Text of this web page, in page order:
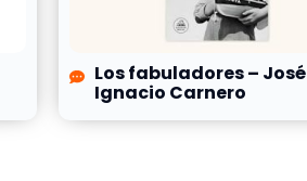
Los fabuladores – José
Ignacio Carnero